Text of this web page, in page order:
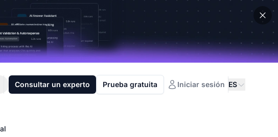
Consultar un experto Prueba gratuita Iniciar sesión ES